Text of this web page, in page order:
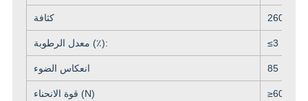
كثافة
معدل الرطوبة (٪): ≤3
انعكاس الضوء 85
قوة الانحناء (N) ≥60